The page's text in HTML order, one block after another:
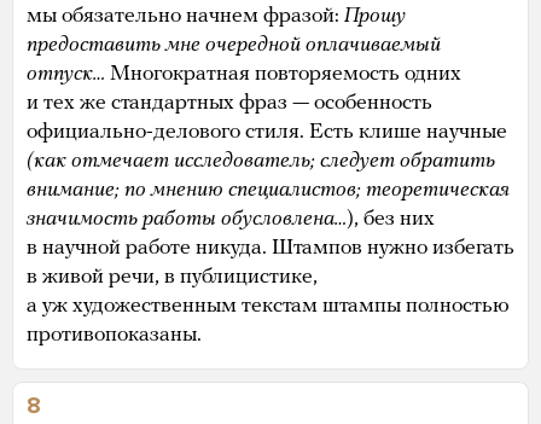
мы обязательно начнем фразой: Прошу
предоставить мне очередной оплачиваемый
отпуск… Многократная повторяемость одних
и тех же стандартных фраз — особенность
официально-делового стиля. Есть клише научные
(как отмечает исследователь; следует обратить
внимание; по мнению специалистов; теоретическая
значимость работы обусловлена…), без них
в научной работе никуда. Штампов нужно избегать
в живой речи, в публицистике,
а уж художественным текстам штампы полностью
противопоказаны.
8